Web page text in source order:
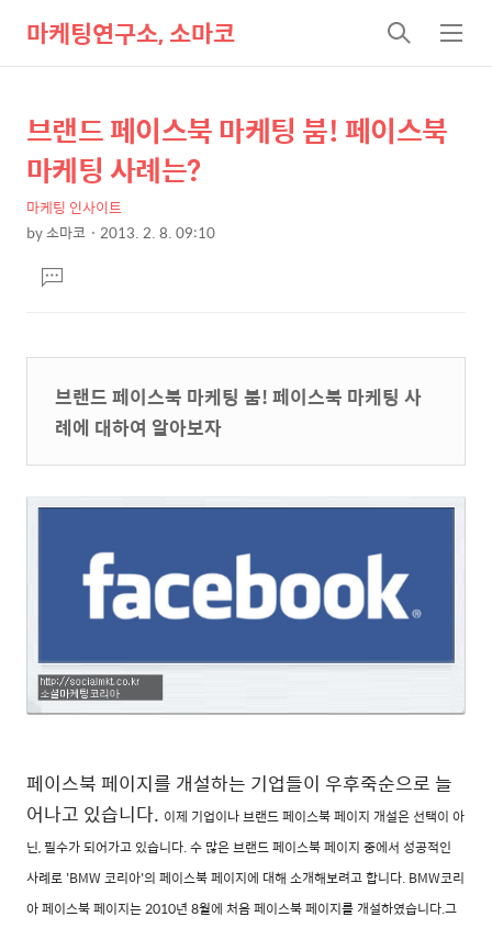
마케팅연구소, 소마코
검
색
메
뉴
상
세
텐
본
제
목
브랜드 페이스북 마케팅 붐! 페이스북
마케팅 사례는?
마케팅 인사이트
by소마코 2013. 2. 8. 09:10
문댓
글
브랜드 페이스북 마케팅 붐! 페이스북 마케팅 사
례에 대하여 알아보자
페이스북 페이지를 개설하는 기업들이 우후죽순으로 늘
어나고 있습니다. 이제 기업이나 브랜드 페이스북 페이지 개설은 선택이 아
닌, 필수가 되어가고 있습니다.수 많은 브랜드 페이스북 페이지 중에서 성공적인
사례로 'BMW 코리아'의 페이스북 페이지에 대해 소개해보려고 합니다. BMW코리
아 페이스북 페이지는 2010년 8월에 처음 페이스북 페이지를 개설하였습니다.그